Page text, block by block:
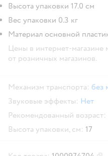
Высота упаковки 17.0 см
Вес упаковки 0.3 кг
Материал основной
Цены в интернет-магазине
от розничных магазинов.
Механизм транспорта: без
Звуковые эффекты: Нет
Рекомендованный возраст:
Высота упаковки, см: 17